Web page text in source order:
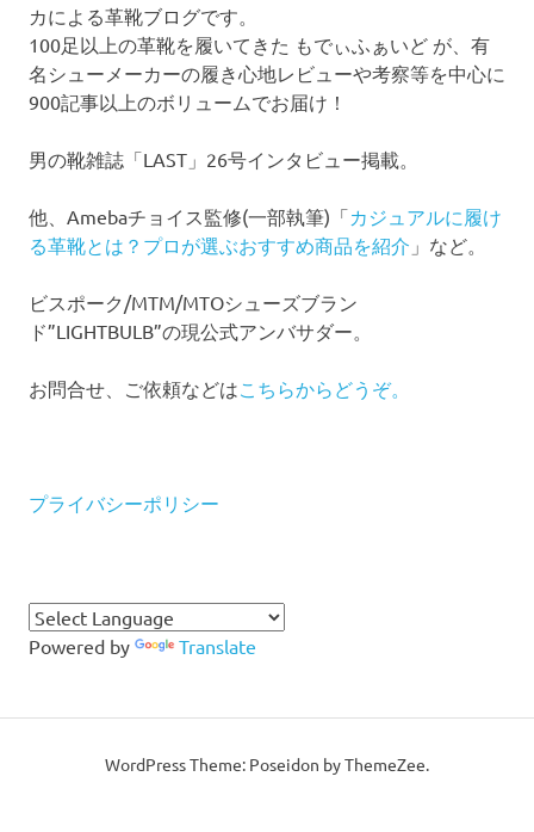
カによる革靴ブログです。
100足以上の革靴を履いてきた もでぃふぁいど が、有
名シューメーカーの履き心地レビューや考察等を中心に
900記事以上のボリュームでお届け！
男の靴雑誌「LAST」26号インタビュー掲載。
他、Amebaチョイス監修(一部執筆)「カジュアルに履け
る革靴とは？プロが選ぶおすすめ商品を紹介 」など。
ビスポーク/MTM/MTOシューズブラン
ド”LIGHTBULB”の現公式アンバサダー。
お問合せ、ご依頼などは こちらからどうぞ。
プライバシーポリシー
Powered by Translate
WordPress Theme: Poseidon by ThemeZee.